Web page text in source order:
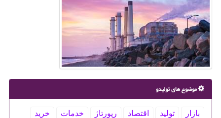
موضوع های تولیدو
بازار تولید اقتصاد رپورتاژ خدمات
خرید